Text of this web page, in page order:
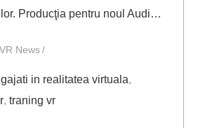
Producţia pentru noul Audi…
VR News
in realitatea virtuala,
, traning vr